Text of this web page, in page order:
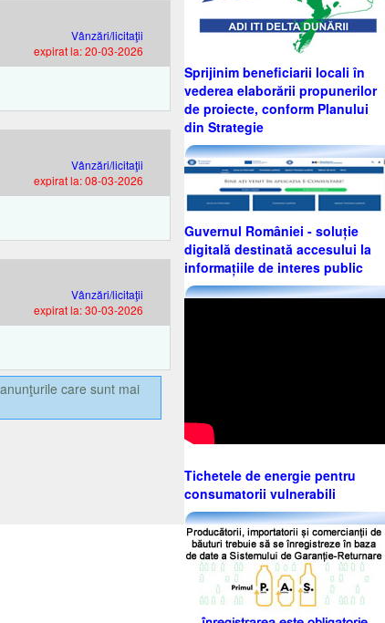
Vânzări/licitaţii
expirat la: 20-03-2026
Vânzări/licitaţii
expirat la: 08-03-2026
Vânzări/licitaţii
expirat la: 30-03-2026
care sunt mai
Sprijinim beneficiarii locali în
vederea elaborării propunerilor
de proiecte, conform Planului
din Strategie
Guvernul României - soluție
digitală destinată accesului la
informațiile de interes public
Tichetele de energie pentru
consumatorii vulnerabili